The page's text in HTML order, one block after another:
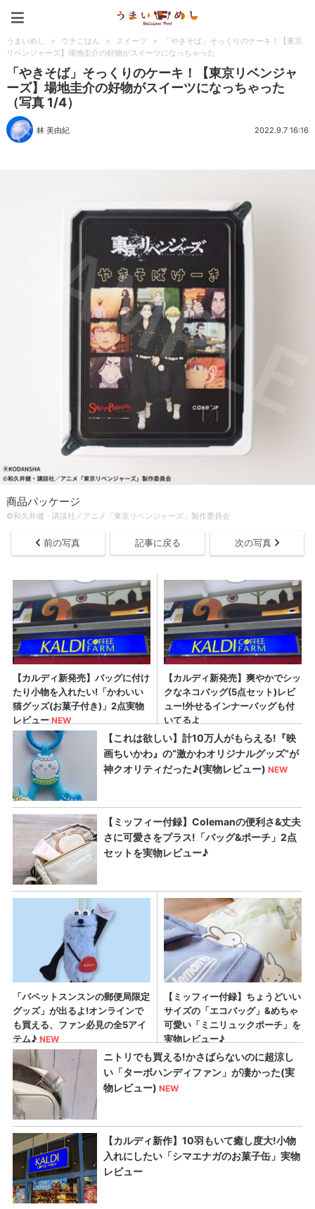
うまいめし > ウチごはん > スイーツ >
「やきそば」そっくりのケーキ！【東京
リベンジャーズ】場地圭介の好物がスイーツになっちゃった
「やきそば」そっくりのケーキ！【東京リベンジャ
ーズ】場地圭介の好物がスイーツになっちゃった
（写真 1/4）
林 美由紀 2022.9.7 16:16
商品パッケージ
©和久井健・講談社／アニメ「東京リベンジャーズ」製作委員会
前の写真 記事に戻る 次の写真